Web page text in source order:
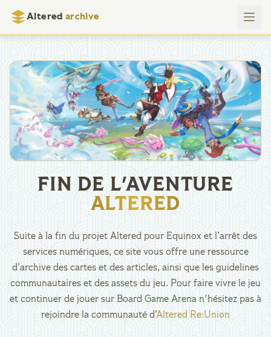
Altered archive
FIN DE L'AVENTURE
ALTERED
Suite à la fin du projet Altered pour Equinox et l’arrêt des
services numériques, ce site vous offre une ressource
d’archive des cartes et des articles, ainsi que les guidelines
communautaires et des assets du jeu. Pour faire vivre le jeu
et continuer de jouer sur Board Game Arena n'hésitez pas à
rejoindre la communauté d’Altered Re:Union